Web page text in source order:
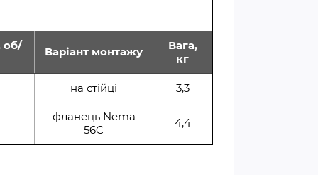
об/ Варіант монтажу
Вага,
кг
на стійці 3,3
фланець Nema
56C
4,4